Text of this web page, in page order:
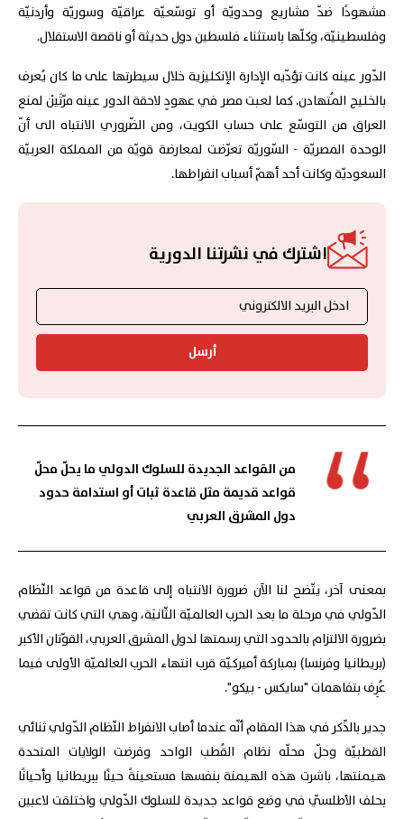
مشهودًا ضدّ مشاريع وحدويّة أو توسّعيّة عراقيّة وسوريّة وأردنيّة
وفلسطينيّة، وكلّها باستثناء فلسطين دول حديثة أو ناقصة الاستقلال.
الدّور عينه كانت تؤدّيه الإدارة الإنكليزية خلال سيطرتها على ما كان يُعرف
بالخليج المُتهادن. كما لعبت مصر في عهودٍ لاحقة الدور عينه مرّتَيْن لمنع
العراق من التوسّع على حساب الكويت، ومن الضّروري الانتباه الى أنّ
الوحدة المصريّة - السّوريّة تعرّضت لمعارضة قويّة من المملكة العربيّة
السعوديّة وكانت أحد أهمّ أسباب انفراطها.
اشترك في نشرتنا الدورية
أرسل
من القواعد الجديدة للسلوك الدولي ما يحلّ محلّ
قواعد قديمة مثل قاعدة ثبات أو استدامة حدود
دول المشرق العربي
بمعنى آخر، يتّضح لنا الآن ضرورة الانتباه إلى قاعدة من قواعد النّظام
الدّولي في مرحلة ما بعد الحرب العالميّة الثّانيَة، وهي التي كانت تقضي
بضرورة الالتزام بالحدود التي رسمتها لدول المشرق العربي، القوّتان الأكبر
(بريطانيا وفرنسا) بمباركة أميركيّة قرب انتهاء الحرب العالميّة الأولى فيما
عُرِف بتفاهمات "سايكس - بيكو".
جدير بالذّكر في هذا المقام أنّه عندما أصاب الانفراط النّظام الدّولي ثنائي
القطبيّة وحلّ محلّه نظام القُطب الواحد وفرضت الولايات المتحدة
هيمنتها، باشرت هذه الهيمنة بنفسها مستعينةً حينًا ببريطانيا وأحيانًا
بحلف الأطلسّي في وضع قواعد جديدة للسلوك الدّولي واختلقت لاعبين